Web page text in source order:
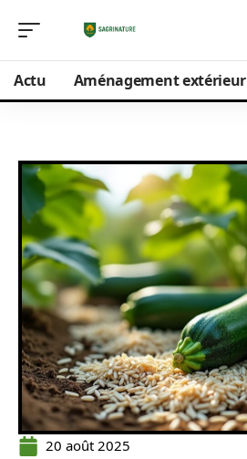
Actu Aménagement extérieur
20 août 2025